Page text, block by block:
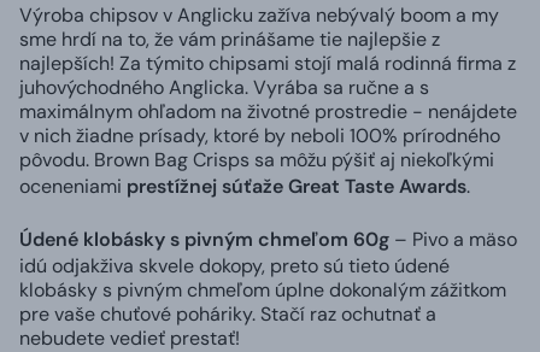
Výroba chipsov v Anglicku zažíva nebývalý boom a my
sme hrdí na to, že vám prinášame tie najlepšie z
najlepších! Za týmito chipsami stojí malá rodinná firma z
juhovýchodného Anglicka. Vyrába sa ručne a s
maximálnym ohľadom na životné prostredie - nenájdete
v nich žiadne prísady, ktoré by neboli 100% prírodného
pôvodu. Brown Bag Crisps sa môžu pýšiť aj niekoľkými
oceneniami prestížnej súťaže Great Taste Awards.
Údené klobásky s pivným chmeľom 60g – Pivo a mäso
idú odjakživa skvele dokopy, preto sú tieto údené
klobásky s pivným chmeľom úplne dokonalým zážitkom
pre vaše chuťové poháriky. Stačí raz ochutnať a
nebudete vedieť prestať!